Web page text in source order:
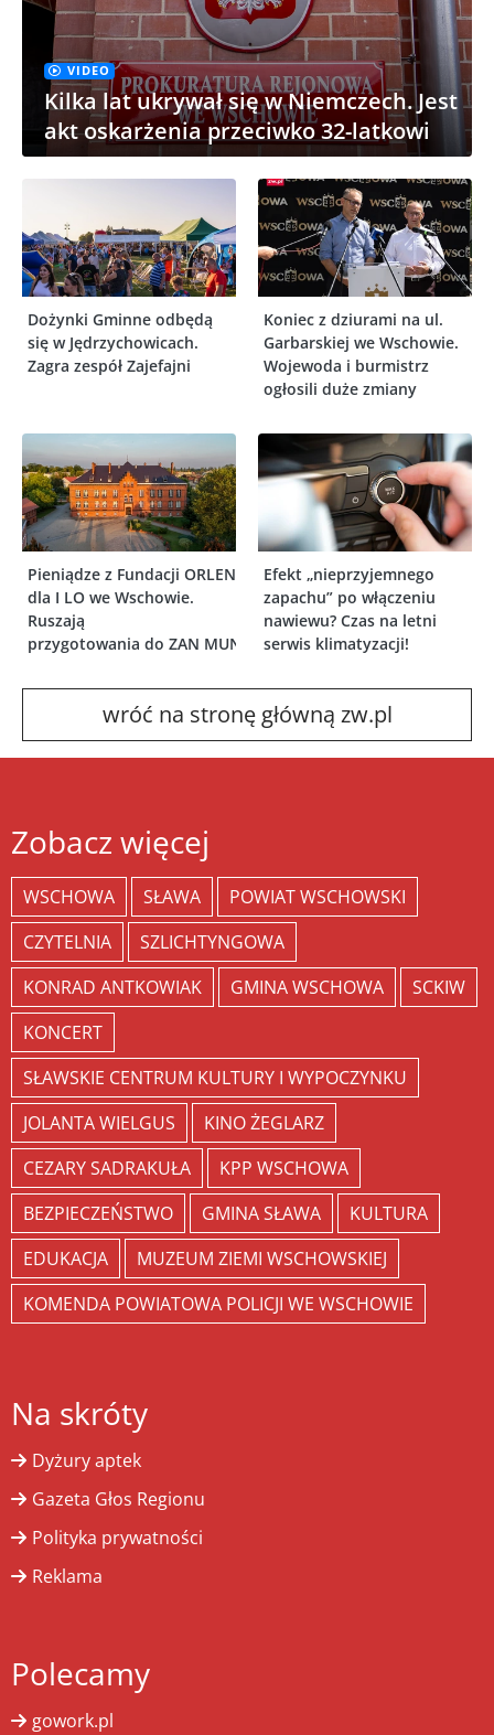
VIDEO
Kilka lat ukrywał się w Niemczech. Jest
akt oskarżenia przeciwko 32-latkowi
Dożynki Gminne odbędą
się w Jędrzychowicach.
Zagra zespół Zajefajni
Koniec z dziurami na ul.
Garbarskiej we Wschowie.
Wojewoda i burmistrz
ogłosili duże zmiany
Pieniądze z Fundacji ORLEN
dla I LO we Wschowie.
Ruszają
przygotowania do ZAN MUN
Efekt „nieprzyjemnego
zapachu” po włączeniu
nawiewu? Czas na letni
serwis klimatyzacji!
wróć na stronę główną zw.pl
Zobacz więcej
WSCHOWA SŁAWA
POWIAT WSCHOWSKI
CZYTELNIA
SZLICHTYNGOWA
KONRAD ANTKOWIAK
GMINA WSCHOWA
SCKIW
KONCERT
SŁAWSKIE CENTRUM KULTURY I WYPOCZYNKU
JOLANTA WIELGUS
KINO ŻEGLARZ
CEZARY SADRAKUŁA
KPP WSCHOWA
BEZPIECZEŃSTWO
GMINA SŁAWA
KULTURA
EDUKACJA
MUZEUM ZIEMI WSCHOWSKIEJ
KOMENDA POWIATOWA POLICJI WE WSCHOWIE
Na skróty
Dyżury aptek
Gazeta Głos Regionu
Polityka prywatności
Reklama
Polecamy
gowork.pl